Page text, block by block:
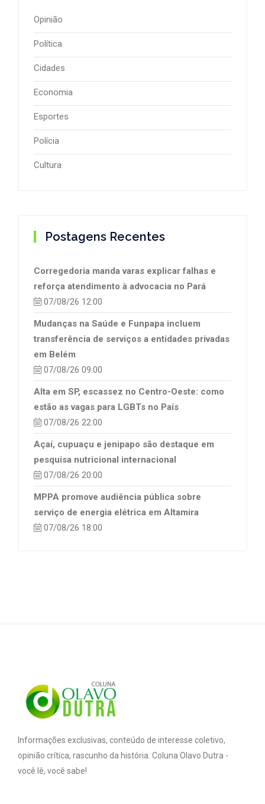
Opinião
Política
Cidades
Economia
Esportes
Polícia
Cultura
Postagens Recentes
Corregedoria manda varas explicar falhas e
reforça atendimento à advocacia no Pará
07/08/26 12:00
Mudanças na Saúde e Funpapa incluem
transferência de serviços a entidades privadas
em Belém
07/08/26 09:00
Alta em SP, escassez no Centro-Oeste: como
estão as vagas para LGBTs no País
07/08/26 22:00
Açaí, cupuaçu e jenipapo são destaque em
pesquisa nutricional internacional
07/08/26 20:00
MPPA promove audiência pública sobre
serviço de energia elétrica em Altamira
07/08/26 18:00
Informações exclusivas, conteúdo de interesse coletivo,
opinião crítica, rascunho da história. Coluna Olavo Dutra -
você lê, você sabe!